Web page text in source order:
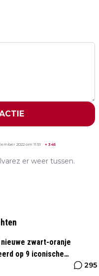
2022 om 11:51 + 345
er weer tussen.
zwart-oranje
op 9 iconische
295